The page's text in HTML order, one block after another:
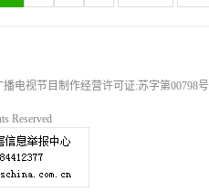
电视节目制作经营许可证:苏字第00798号
Reserved